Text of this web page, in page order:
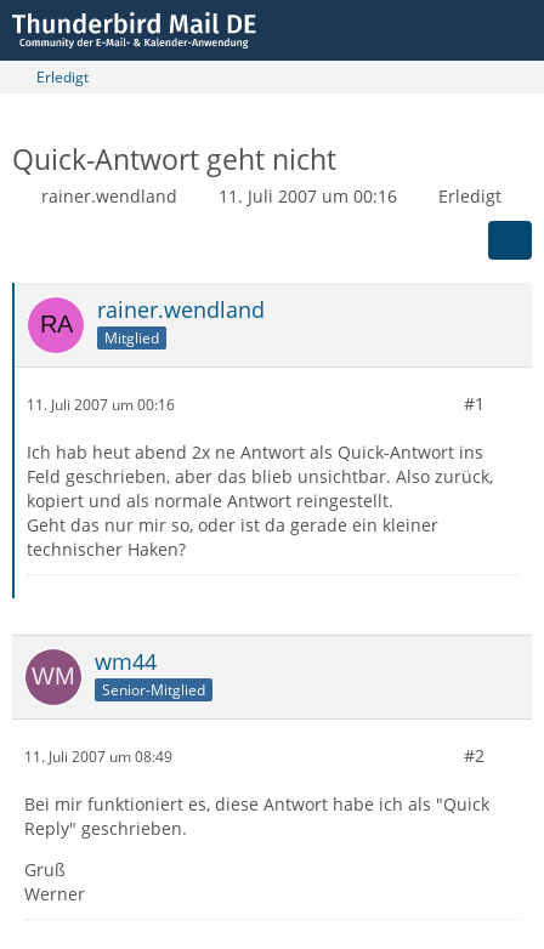
Erledigt
Quick-Antwort geht nicht
rainer.wendland 11. Juli 2007 um 00:16 Erledigt
rainer.wendland
Mitglied
11. Juli 2007 um 00:16 #1
Ich hab heut abend 2x ne Antwort als Quick-Antwort ins
Feld geschrieben, aber das blieb unsichtbar. Also zurück,
kopiert und als normale Antwort reingestellt.
Geht das nur mir so, oder ist da gerade ein kleiner
technischer Haken?
wm44
Senior-Mitglied
11. Juli 2007 um 08:49 #2
Bei mir funktioniert es, diese Antwort habe ich als "Quick
Reply" geschrieben.
Gruß
Werner